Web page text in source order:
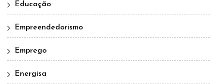
Educação
Empreendedorismo
Emprego
Energisa